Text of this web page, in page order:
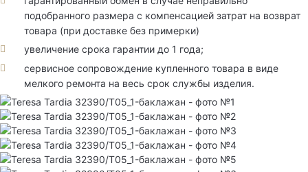
подобранного размера с компенсацией затрат на возврат
товара (при доставке без примерки)
увеличение срока гарантии до 1 года;
сервисное сопровождение купленного товара в виде
мелкого ремонта на весь срок службы изделия.